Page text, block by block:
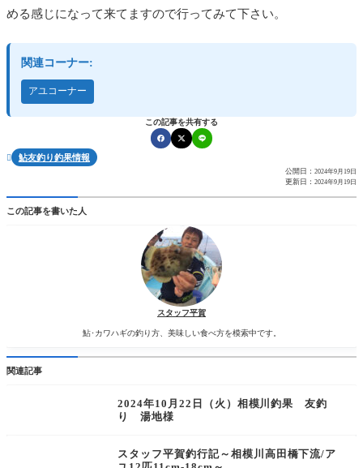
める感じになって来てますので行ってみて下さい。
関連コーナー:
アユコーナー
この記事を共有する
 鮎友釣り釣果情報
公開日： 2024年9月19日
更新日： 2024年9月19日
この記事を書いた人
スタッフ平賀
鮎･カワハギの釣り方、美味しい食べ方を模索中です。
関連記事
2024年10月22日（火）相模川釣果 友釣
り 湯地様
スタッフ平賀釣行記～相模川高田橋下流/ア